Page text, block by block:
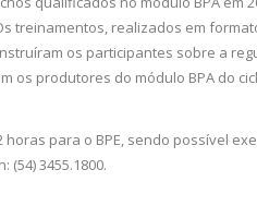
treinamentos, realizados em
os participantes sobre a
produtores do módulo BPA do
para o BPE, sendo possível
3455.1800.